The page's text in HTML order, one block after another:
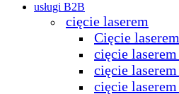
usługi B2B
cięcie laserem
Cięcie
cięcie
cięcie
cięcie